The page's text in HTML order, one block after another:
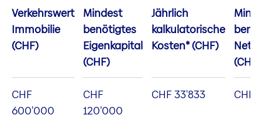
Verkehrswert
Immobilie
(CHF)
Mindest
benötigtes
Eigenkapital
(CHF)
Jährlich
kalkulatorische
Kosten* (CHF)
CHF
600'000
CHF
120'000
CHF 33'833 CHF